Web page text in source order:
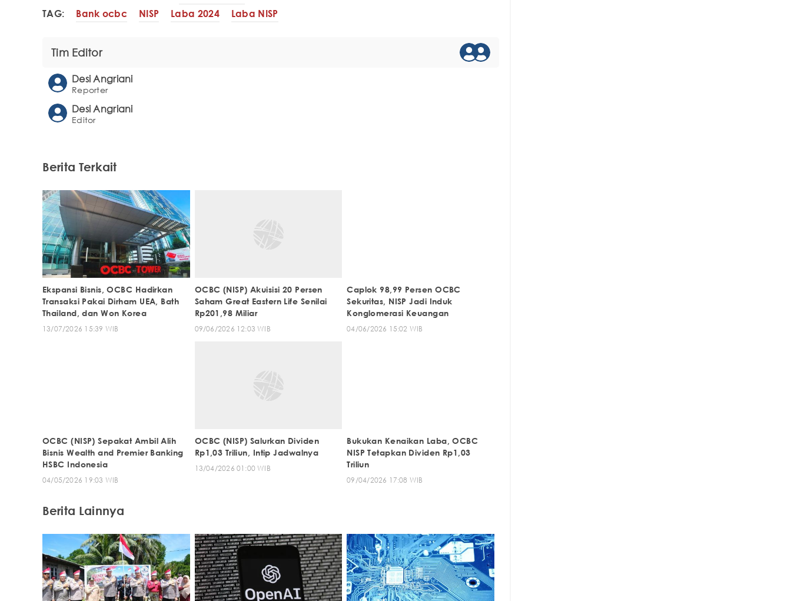
TAG: Bank ocbc NISP Laba 2024 Laba NISP
Tim Editor
Desi Angriani
Reporter
Desi Angriani
Editor
Berita Terkait
Ekspansi Bisnis, OCBC Hadirkan
Transaksi Pakai Dirham UEA, Bath
Thailand, dan Won Korea
13/07/2026 15:39 WIB
OCBC (NISP) Akuisisi 20 Persen
Saham Great Eastern Life Senilai
Rp201,98 Miliar
09/06/2026 12:03 WIB
Caplok 98,99 Persen OCBC
Sekuritas, NISP Jadi Induk
Konglomerasi Keuangan
04/06/2026 15:02 WIB
OCBC (NISP) Sepakat Ambil Alih
Bisnis Wealth and Premier Banking
HSBC Indonesia
04/05/2026 19:03 WIB
OCBC (NISP) Salurkan Dividen
Rp1,03 Triliun, Intip Jadwalnya
13/04/2026 01:00 WIB
Bukukan Kenaikan Laba, OCBC
NISP Tetapkan Dividen Rp1,03
Triliun
09/04/2026 17:08 WIB
Berita Lainnya